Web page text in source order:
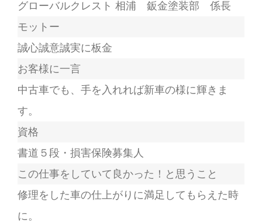
グローバルクレスト 相浦 鈑金塗装部 係長
モットー
誠心誠意誠実に板金
お客様に一言
中古車でも、手を入れれば新車の様に輝きま
す。
資格
書道５段・損害保険募集人
この仕事をしていて良かった！と思うこと
修理をした車の仕上がりに満足してもらえた時
に。